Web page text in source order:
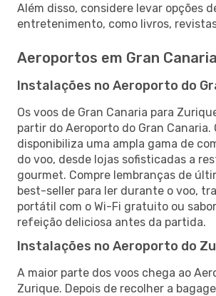
Além disso, considere levar opções
entretenimento, como livros,
Aeroportos em Gran
Instalações no Aeroporto do
Os voos de Gran Canaria para
partir do Aeroporto do Gran Canaria.
disponibiliza uma ampla gama de
do voo, desde lojas sofisticadas a
gourmet. Compre lembranças de
best-seller para ler durante o voo,
portátil com o Wi-Fi gratuito ou
refeição deliciosa antes da partida.
Instalações no Aeroporto do
A maior parte dos voos chega ao
Zurique. Depois de recolher a